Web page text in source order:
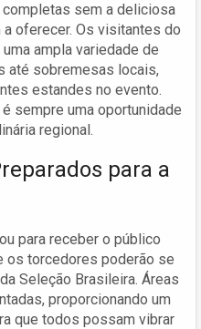
sem a deliciosa
oferecer. Os visitantes do
ampla variedade de
até sobremesas locais,
estandes no evento.
sempre uma oportunidade
regional.
para a
para receber o público
os torcedores poderão se
Seleção Brasileira. Áreas
proporcionando um
que todos possam vibrar